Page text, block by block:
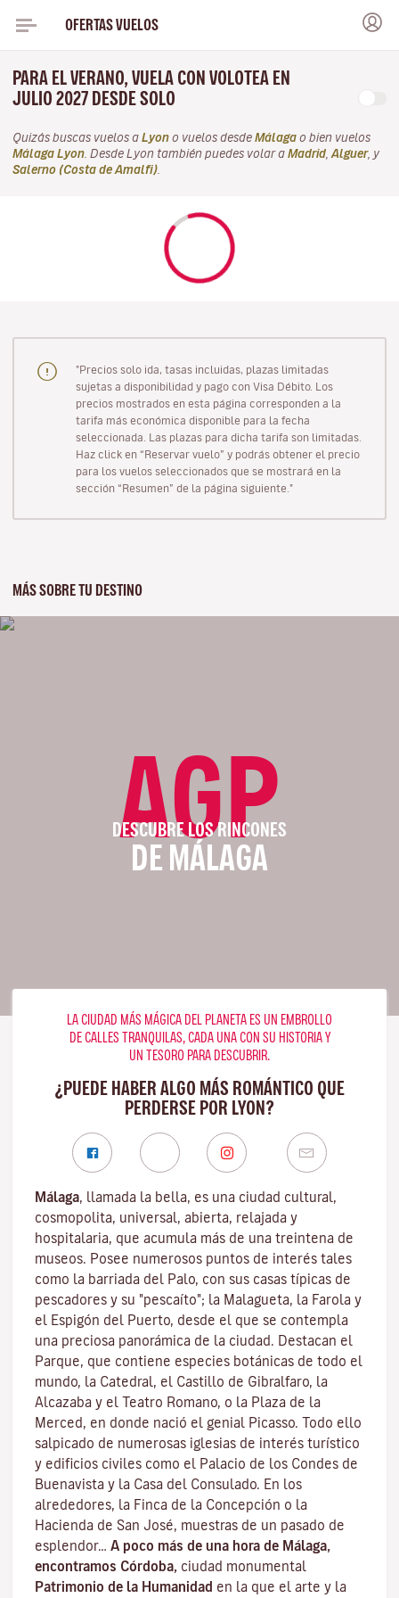
OFERTAS VUELOS
PARA EL VERANO, VUELA CON VOLOTEA EN
JULIO 2027 DESDE SOLO
Quizás buscas vuelos a Lyon o vuelos desde Málaga o bien vuelos
Málaga Lyon . Desde Lyon también puedes volar a Madrid Alguer, y
Salerno (Costa de Amalfi)
"Precios solo ida, tasas incluidas, plazas limitadas
sujetas a disponibilidad y pago con Visa Débito. Los
precios mostrados en esta página corresponden a la
tarifa más económica disponible para la fecha
seleccionada. Las plazas para dicha tarifa son limitadas.
Haz click en “Reservar vuelo” y podrás obtener el precio
para los vuelos seleccionados que se mostrará en la
sección “Resumen” de la página siguiente."
MÁS SOBRE TU DESTINO
AGP
DESCUBRE LOS RINCONES
DE MÁLAGA
LA CIUDAD MÁS MÁGICA DEL PLANETA ES UN EMBROLLO
DE CALLES TRANQUILAS, CADA UNA CON SU HISTORIA Y
UN TESORO PARA DESCUBRIR.
¿PUEDE HABER ALGO MÁS ROMÁNTICO QUE
PERDERSE POR LYON?
Málaga, llamada la bella, es una ciudad cultural,
cosmopolita, universal, abierta, relajada y
hospitalaria, que acumula más de una treintena de
museos. Posee numerosos puntos de interés tales
como la barriada del Palo, con sus casas típicas de
pescadores y su "pescaíto"; la Malagueta, la Farola y
el Espigón del Puerto, desde el que se contempla
una preciosa panorámica de la ciudad. Destacan el
Parque, que contiene especies botánicas de todo el
mundo, la Catedral, el Castillo de Gibralfaro, la
Alcazaba y el Teatro Romano, o la Plaza de la
Merced, en donde nació el genial Picasso. Todo ello
salpicado de numerosas iglesias de interés turístico
y edificios civiles como el Palacio de los Condes de
Buenavista y la Casa del Consulado. En los
alrededores, la Finca de la Concepción o la
Hacienda de San José, muestras de un pasado de
esplendor… A poco más de una hora de Málaga,
encontramos Córdoba, ciudad monumental
Patrimonio de la Humanidad en la que el arte y la